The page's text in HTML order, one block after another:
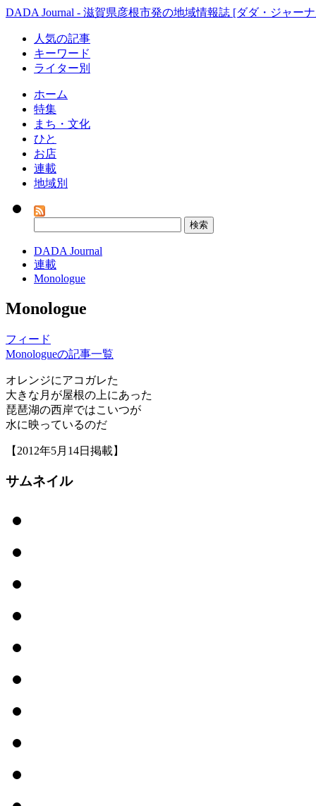
DADA Journal - 滋賀県彦根市発の地域情報誌 [ダダ・ジャー
人気の記事
キーワード
ライター別
ホーム
特集
まち・文化
ひと
お店
連載
地域別
DADA Journal
連載
Monologue
Monologue
フィード
Monologueの記事一覧
オレンジにアコガレた
大きな月が屋根の上にあった
琵琶湖の西岸ではこいつが
水に映っているのだ
【2012年5月14日掲載】
サムネイル